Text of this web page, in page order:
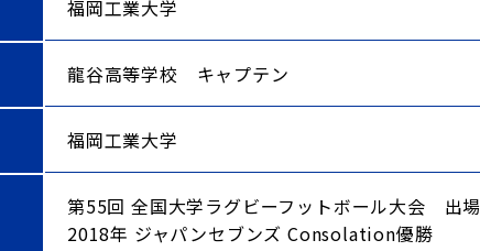
福岡工業大学
龍谷高等学校 キャプテン
福岡工業大学
第55回 全国大学ラグビーフットボール大会 出場
2018年 ジャパンセブンズ Consolation優勝